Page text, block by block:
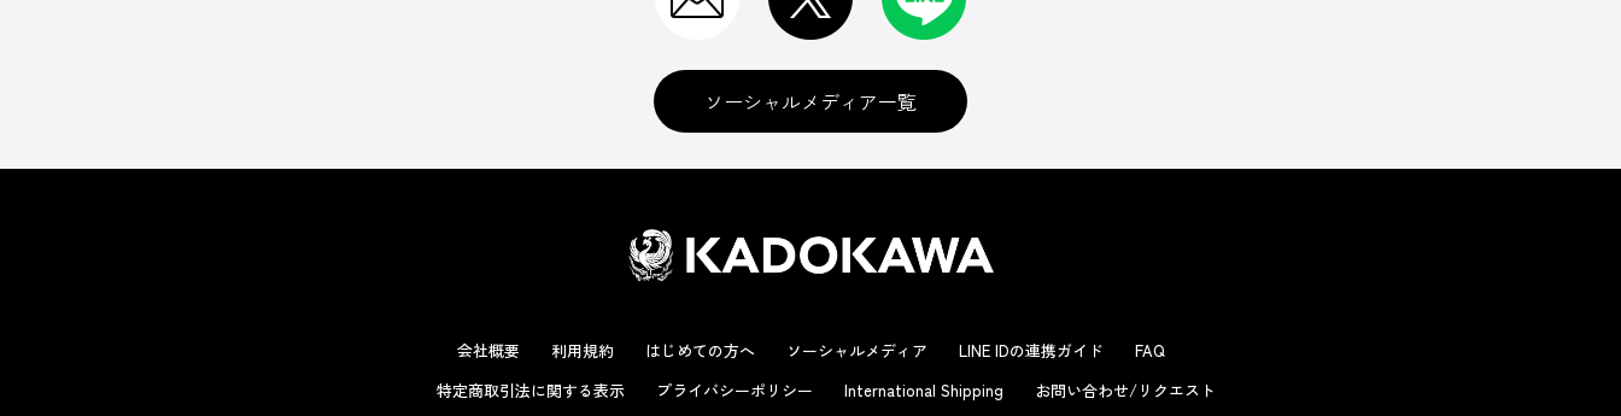
ソーシャルメディア一覧
会社概要 利用規約 はじめての方へ ソーシャルメディア LINE IDの連携ガイド
FAQ
特定商取引法に関する表示
プライバシーポリシー International Shipping お問い合わせ/リクエスト